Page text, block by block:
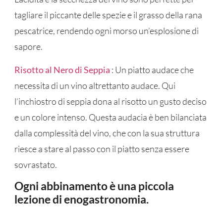
tagliare il piccante delle spezie e il grasso della rana
pescatrice, rendendo ogni morso un’esplosione di
sapore.
Risotto al Nero di Seppia : Un piatto audace che
necessita di un vino altrettanto audace. Qui
l’inchiostro di seppia dona al risotto un gusto deciso
e un colore intenso. Questa audacia è ben bilanciata
dalla complessità del vino, che con la sua struttura
riesce a stare al passo con il piatto senza essere
sovrastato.
Ogni abbinamento è una piccola
lezione di enogastronomia.